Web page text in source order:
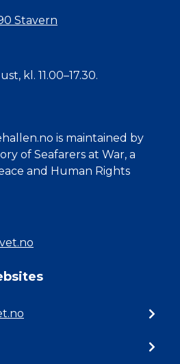
Stavern
kl. 11.00–17.30.
is maintained by
of Seafarers at War, a
and Human Rights